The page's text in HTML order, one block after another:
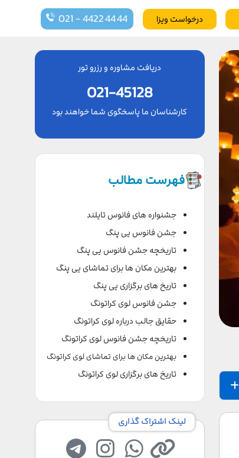
درخواست ویزا 021 - 4422 44 44
دریافت مشاوره و رزرو تور
021-45128
کارشناسان ما پاسخگوی شما خواهند بود
فهرست مطالب
جشنواره های فانوس تایلند
جشن فانوس یی پنگ
تاریخچه جشن فانوس یی پنگ
بهترین مکان ها برای تماشای یی پنگ
تاریخ های برگزاری یی پنگ
جشن فانوس لوی کراتونگ
حقایق جالب درباره لوی کراتونگ
تاریخچه جشن فانوس لوی کراتونگ
بهترین مکان ها برای تماشای لوی کراتونگ
تاریخ های برگزاری لوی کراتونگ
لینک اشتراک گذاری